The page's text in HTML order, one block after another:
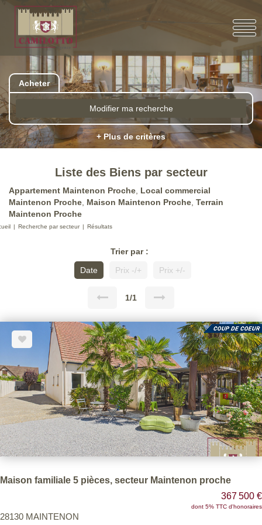
Acheter
Modifier ma recherche
+ Plus de critères
Liste des Biens par secteur
Appartement Maintenon Proche Local commercial
Maintenon Proche Maison Maintenon Proche Terrain
Maintenon Proche
Recherche par secteur Résultats
Trier par :
Date
Prix -/+ Prix +/-
1/1
Maison familiale 5 pièces, secteur Maintenon proche
367 500 €
dont 5% TTC d'honoraires
28130 MAINTENON